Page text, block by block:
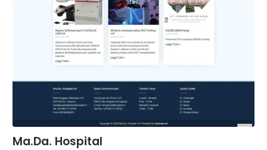
Ma.Da. Hospital